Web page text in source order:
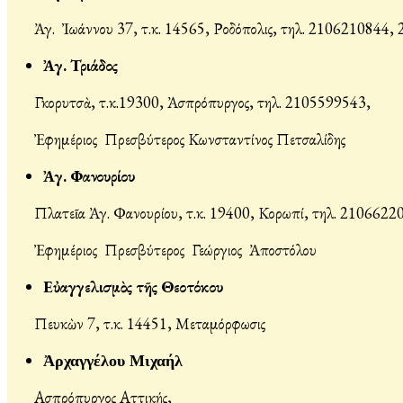
Ἀγ. Ἰωάννου 37, τ.κ. 14565, Ροδόπολις, τηλ.
Ἀγ. Τριάδος
Γκορυτσὰ, τ.κ.19300, Ἀσπρόπυργος, τηλ. 2105599543,
Ἐφημέριος Πρεσβύτερος Κωνσταντίνος Πετσαλίδης
Ἀγ. Φανουρίου
Πλατεῖα Ἀγ. Φανουρίου, τ.κ. 19400, Κορωπί, τηλ.
Ἐφημέριος Πρεσβύτερος Γεώργιος Ἀποστόλου
Εὐαγγελισμὸς τῆς Θεοτόκου
Πευκὼν 7, τ.κ. 14451, Μεταμόρφωσις
Ἀρχαγγέλου Μιχαήλ
Ασπρόπυργος Αττικής,